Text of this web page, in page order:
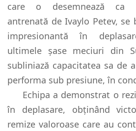
care o desemnează ca
antrenată de Ivaylo Petev, se
impresionantă în
ultimele șase meciuri din
subliniază capacitatea sa de
performa sub presiune, în
Echipa a demonstrat o
în deplasare, obținând
remize valoroase care au